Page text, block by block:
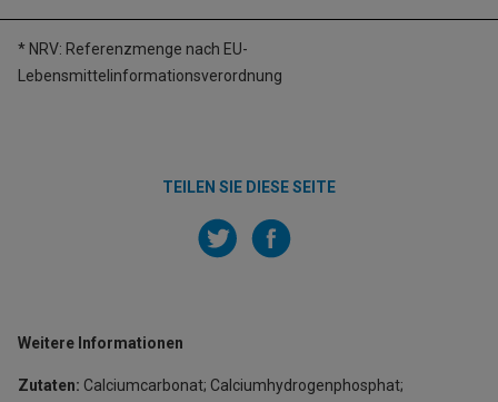
* NRV: Referenzmenge nach EU-
Lebensmittelinformationsverordnung
TEILEN SIE DIESE SEITE
Weitere Informationen
Zutaten: Calciumcarbonat; Calciumhydrogenphosphat;